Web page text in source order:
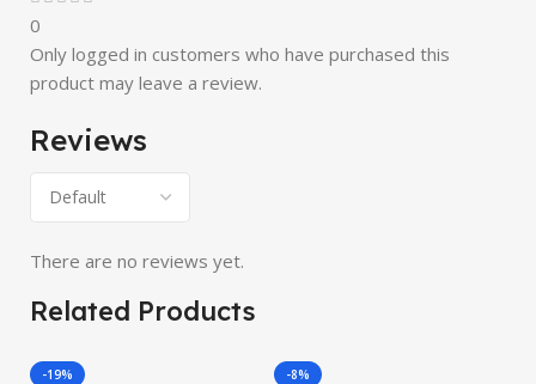
0
Reviews
There are no reviews yet.
Only logged in customers who have purchased this
product may leave a review.
Related Products
-19% -8%